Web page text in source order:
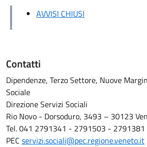
AVVISI CHIUSI
Contatti
Dipendenze, Terzo Settore, Nuove
Sociale
Direzione Servizi Sociali
Rio Novo - Dorsoduro, 3493 – 30123
Tel. 041 2791341 - 2791503 - 2791381
PEC servizi.sociali@pec.regione.veneto.it